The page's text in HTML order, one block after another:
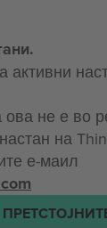
не е во
на
е-маил